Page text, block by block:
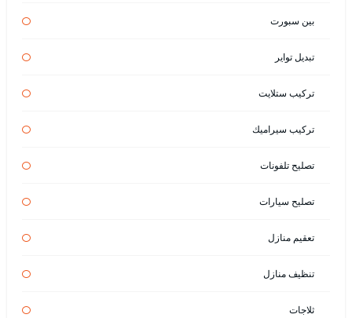
بين سبورت
تبديل تواير
تركيب ستلايت
تركيب سيراميك
تصليح تلفونات
تصليح سيارات
تعقيم منازل
تنظيف منازل
ثلاجات